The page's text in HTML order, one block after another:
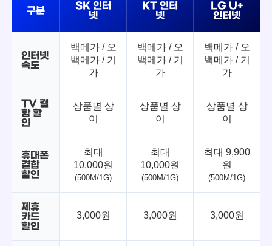
구분
SK 인터
넷
KT 인터
넷
LG U+
인터넷
인터넷
속도
백메가 / 오
백메가 / 기
가
백메가 / 오
백메가 / 기
가
백메가 / 오
백메가 / 기
가
TV 결
합 할
인
상품별 상
이
상품별 상
이
상품별 상
이
휴대폰
결합
할인
최대
10,000원
(500M/1G)
최대
10,000원
(500M/1G)
최대 9,900
원
(500M/1G)
제휴
카드
할인
3,000원 3,000원 3,000원